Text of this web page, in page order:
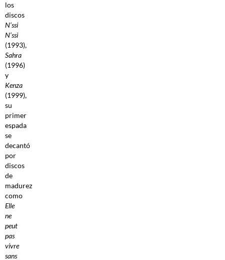
los
discos
N’ssi
N’ssi
(1993),
Sahra
(1996)
y
Kenza
(1999),
su
primer
espada
se
decantó
por
discos
de
madurez
como
Elle
ne
peut
pas
vivre
sans